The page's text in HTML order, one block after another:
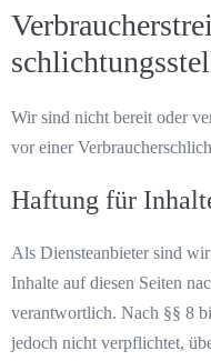
Wir sind nicht bereit oder
vor einer
Haftung für
Als Diensteanbieter sind
Inhalte auf diesen Seiten
verantwortlich. Nach §§ 8
jedoch nicht verpflichtet,